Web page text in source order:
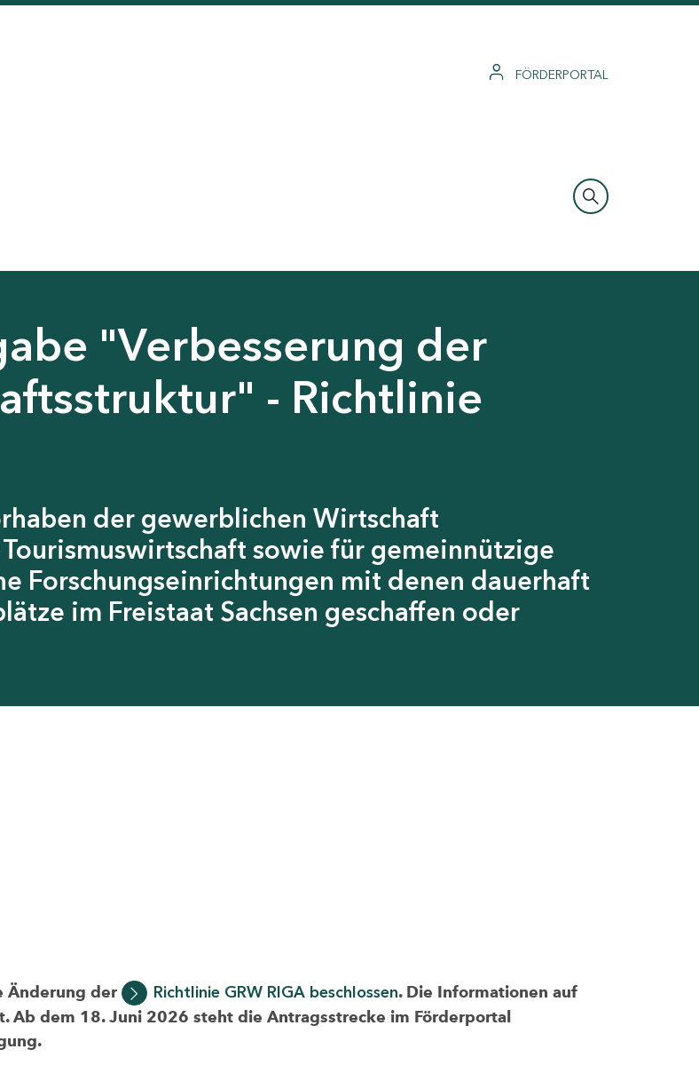
FÖRDERPORTAL
"Verbesserung der
- Richtlinie
der gewerblichen Wirtschaft
sowie für gemeinnützige
Forschungseinrichtungen mit denen dauerhaft
im Freistaat Sachsen geschaffen oder
Änderung der Richtlinie GRW RIGA beschlossen. Die Informationen auf
Ab dem 18. Juni 2026 steht die Antragsstrecke im Förderportal